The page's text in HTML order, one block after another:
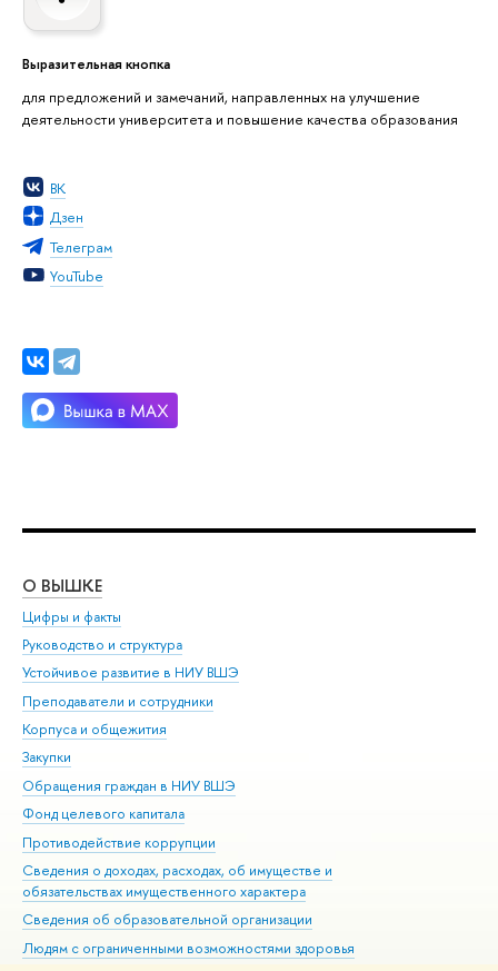
Выразительная кнопка
для предложений и замечаний, направленных на улучшение
деятельности университета и повышение качества образования
ВК
Дзен
Телеграм
YouTube
О ВЫШКЕ
Цифры и факты
Руководство и структура
Устойчивое развитие в НИУ ВШЭ
Преподаватели и сотрудники
Корпуса и общежития
Закупки
Обращения граждан в НИУ ВШЭ
Фонд целевого капитала
Противодействие коррупции
Сведения о доходах, расходах, об имуществе и
обязательствах имущественного характера
Сведения об образовательной организации
Людям с ограниченными возможностями здоровья